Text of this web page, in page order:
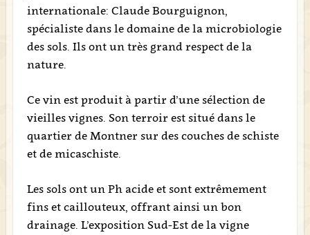
internationale: Claude Bourguignon,
spécialiste dans le domaine de la microbiologie
des sols. Ils ont un très grand respect de la
nature.
Ce vin est produit à partir d’une sélection de
vieilles vignes. Son terroir est situé dans le
quartier de Montner sur des couches de schiste
et de micaschiste.
Les sols ont un Ph acide et sont extrêmement
fins et caillouteux, offrant ainsi un bon
drainage. L’exposition Sud-Est de la vigne